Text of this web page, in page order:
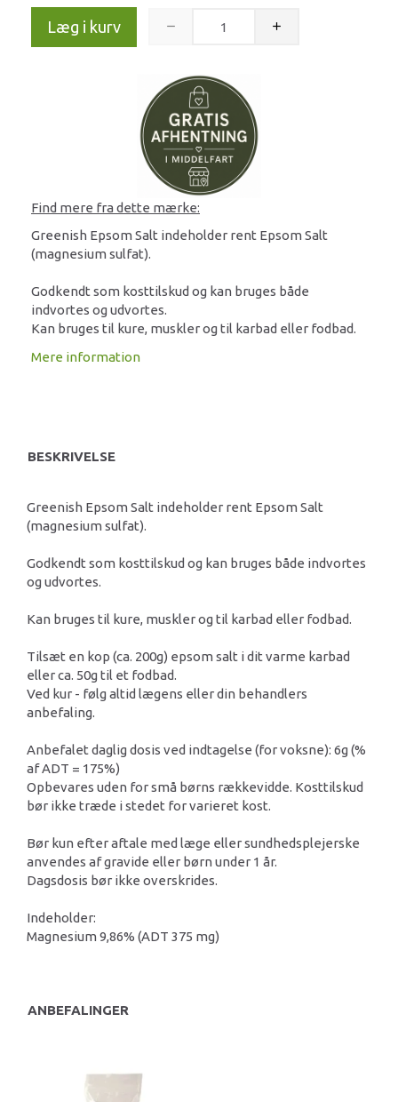
Læg i kurv
Find mere fra dette mærke:
Greenish Epsom Salt indeholder rent Epsom Salt
(magnesium sulfat).
Godkendt som kosttilskud og kan bruges både
indvortes og udvortes.
Kan bruges til kure, muskler og til karbad eller fodbad.
Mere information
BESKRIVELSE
Greenish Epsom Salt indeholder rent Epsom Salt
(magnesium sulfat).
Godkendt som kosttilskud og kan bruges både indvortes
og udvortes.
Kan bruges til kure, muskler og til karbad eller fodbad.
Tilsæt en kop (ca. 200g) epsom salt i dit varme karbad
eller ca. 50g til et fodbad.
Ved kur - følg altid lægens eller din behandlers
anbefaling.
Anbefalet daglig dosis ved indtagelse (for voksne): 6g (%
af ADT = 175%)
Opbevares uden for små børns rækkevidde. Kosttilskud
bør ikke træde i stedet for varieret kost.
Bør kun efter aftale med læge eller sundhedsplejerske
anvendes af gravide eller børn under 1 år.
Dagsdosis bør ikke overskrides.
Indeholder:
Magnesium 9,86% (ADT 375 mg)
ANBEFALINGER